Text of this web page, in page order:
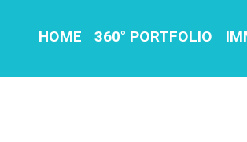
HOME 360° PORTFOLIO